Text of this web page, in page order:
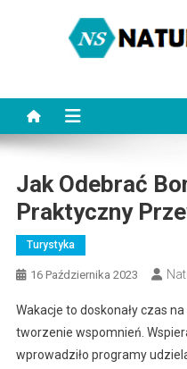
Jak Odebrać
Praktyczny
Turystyka
16 Października 2023
Wakacje to doskonały czas
tworzenie wspomnień.
wprowadziło programy